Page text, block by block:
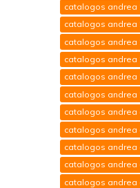
catalogos andrea
catalogos andrea
catalogos andrea
catalogos andrea
catalogos andrea
catalogos andrea
catalogos andrea
catalogos andrea
catalogos andrea
catalogos andrea
catalogos andrea